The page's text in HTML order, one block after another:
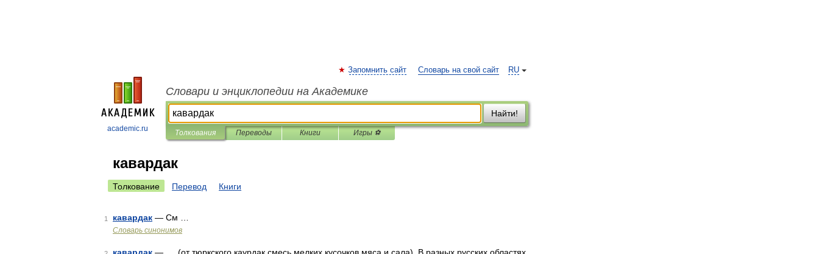
academic.ru
RU
Запомнить сайт Словарь на свой сайт
Словари и энциклопедии на Академике
Найти!
Толкования Переводы Книги Игры ⚽
кавардак
Толкование Перевод Книги
1 кавардак — См …
Словарь синонимов